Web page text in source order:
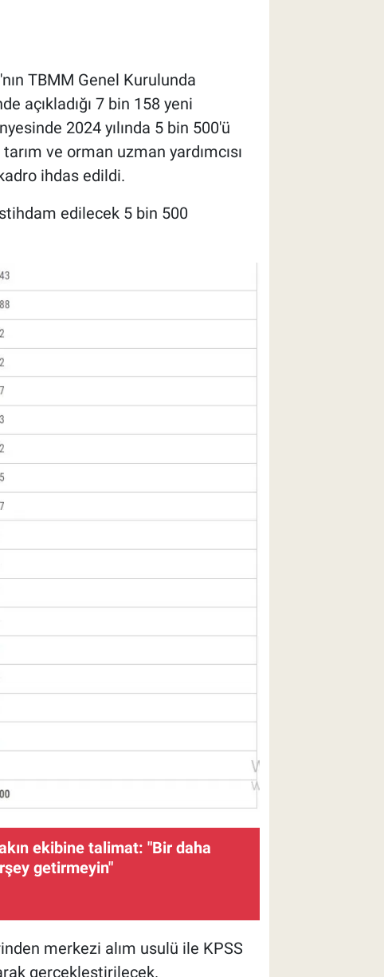
TBMM Genel Kurulunda
açıkladığı 7 bin 158 yeni
2024 yılında 5 bin 500'ü
ve orman uzman yardımcısı
ihdas edildi.
edilecek 5 bin 500
ekibine talimat: "Bir daha
getirmeyin"
merkezi alım usulü ile KPSS
gerçekleştirilecek.